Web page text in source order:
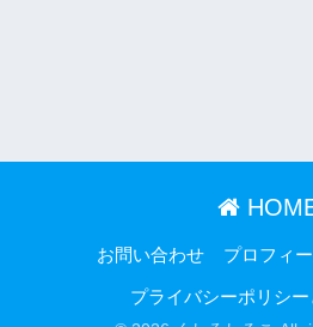
お問い合わせ プロフィ
プライバシーポリシ